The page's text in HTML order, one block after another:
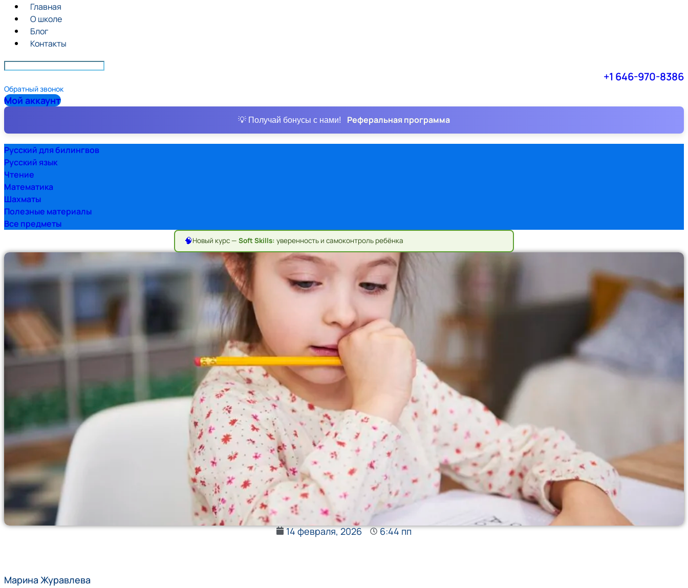
Главная
О школе
Блог
Контакты
+1 646-970-8386
Обратный звонок
Мой аккаунт
💡 Получай бонусы с нами! Реферальная программа
Русский для билингвов
Русский язык
Чтение
Математика
Шахматы
Полезные материалы
Все предметы
🧠Новый курс — Soft Skills: уверенность и самоконтроль ребёнка
14 февраля, 2026 6:44 пп
Марина Журавлева